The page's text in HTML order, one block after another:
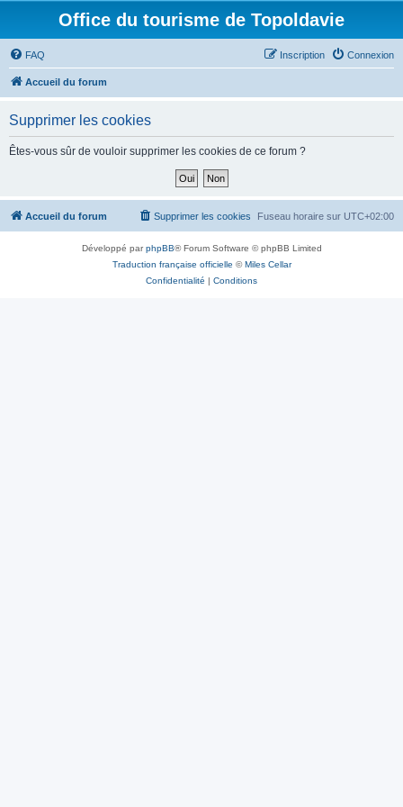
Office du tourisme de Topoldavie
FAQ Connexion
Inscription
Accueil du forum
Supprimer les cookies
Êtes-vous sûr de vouloir supprimer les cookies de ce forum ?
Accueil du forum Fuseau horaire sur UTC+02:00
Supprimer les cookies
Développé parphpBB® Forum Software © phpBB Limited
Traduction française officielle ©Miles Cellar
Confidentialité | Conditions